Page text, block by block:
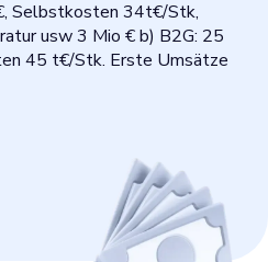
Selbstkosten 34t€/Stk,
usw 3 Mio € b) B2G: 25
45 t€/Stk. Erste Umsätze